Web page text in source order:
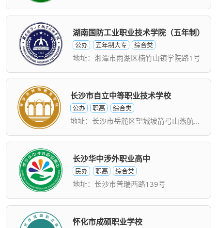
湖南国防工业职业技术学院（五年制）
公办 五年制大专 综合类
地址：湘潭市雨湖区楠竹山镇学院路1号
长沙市自立中等职业技术学校
公办 职高 综合类
地址：长沙市岳麓区望城坡箭弓山燕航路190号
长沙华中涉外职业高中
民办 职高 综合类
地址：长沙市普瑞西路139号
怀化市成硕职业学校